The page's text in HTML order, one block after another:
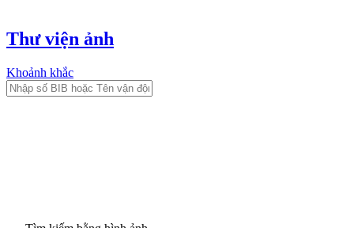
Thư viện ảnh
Khoảnh khắc